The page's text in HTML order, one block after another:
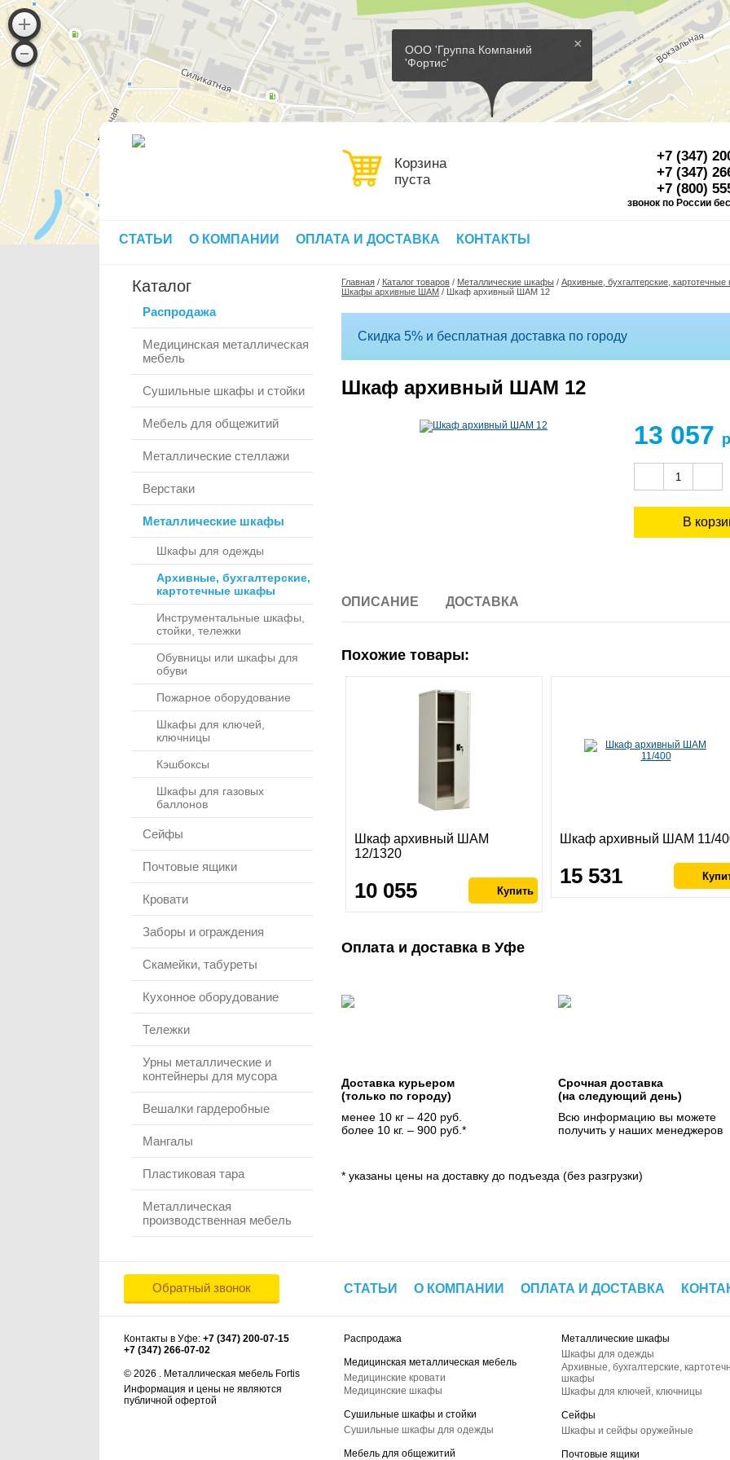
×
ООО 'Группа Компаний
'Фортис'
Корзина
пуста
+7 (347)
+7 (347)
+7 (800)
звонок по России
СТАТЬИ О КОМПАНИИ ОПЛАТА И ДОСТАВКА КОНТАКТЫ
Каталог
Распродажа
Медицинская металлическая
мебель
Сушильные шкафы и стойки
Мебель для общежитий
Металлические стеллажи
Верстаки
Металлические шкафы
Шкафы для одежды
Архивные, бухгалтерские,
картотечные шкафы
Инструментальные шкафы,
стойки, тележки
Обувницы или шкафы для
обуви
Пожарное оборудование
Шкафы для ключей,
ключницы
Кэшбоксы
Шкафы для газовых
баллонов
Сейфы
Почтовые ящики
Кровати
Заборы и ограждения
Скамейки, табуреты
Кухонное оборудование
Тележки
Урны металлические и
контейнеры для мусора
Вешалки гардеробные
Мангалы
Пластиковая тара
Металлическая
производственная мебель
Главная / Каталог товаров / Металлические шкафы / Архивные, бухгалтерские,
Шкафы архивные ШАМ / Шкаф архивный ШАМ 12
Скидка 5% и бесплатная доставка по городу
Шкаф архивный ШАМ 12
13 057
ОПИСАНИЕ ДОСТАВКА
Похожие товары:
Шкаф архивный ШАМ
12/1320
10 055
Шкаф архивный ШАМ 11/
15 531
Оплата и доставка в Уфе
Доставка курьером
(только по городу)
менее 10 кг – 420 руб.
более 10 кг. – 900 руб.*
Срочная доставка
(на следующий день)
Всю информацию вы можете
получить у наших менеджеров
* указаны цены на доставку до подъезда (без разгрузки)
Обратный звонок СТАТЬИ О КОМПАНИИ ОПЛАТА И ДОСТАВКА
Контакты в Уфе: +7 (347) 200-07-15
+7 (347) 266-07-02
© 2026 . Металлическая мебель Fortis
Информация и цены не являются
публичной офертой
Распродажа
Медицинская металлическая мебель
Медицинские кровати
Медицинские шкафы
Сушильные шкафы и стойки
Сушильные шкафы для одежды
Мебель для общежитий
Металлические шкафы
Шкафы для одежды
Архивные, бухгалтерские,
шкафы
Шкафы для ключей, ключницы
Сейфы
Шкафы и сейфы оружейные
Почтовые ящики